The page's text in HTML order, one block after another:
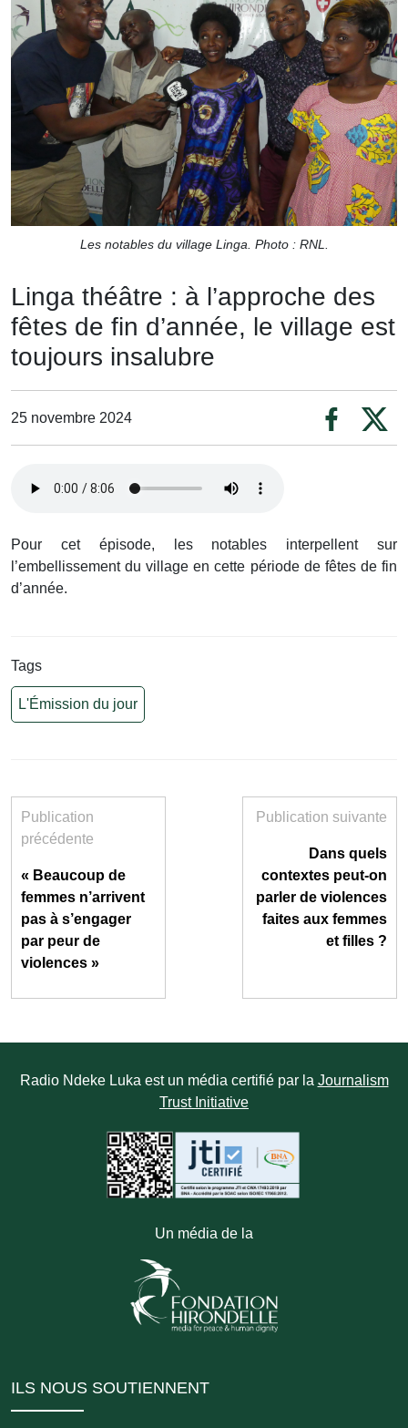
Les notables du village Linga. Photo : RNL.
Linga théâtre : à l’approche des
fêtes de fin d’année, le village est
toujours insalubre
25 novembre 2024
Pour cet épisode, les notables interpellent sur
l’embellissement du village en cette période de fêtes de fin
d’année.
Tags
L'Émission du jour
Publication
précédente
« Beaucoup de
femmes n’arrivent
pas à s’engager
par peur de
violences »
Publication suivante
Dans quels
contextes peut-on
parler de violences
faites aux femmes
et filles ?
Radio Ndeke Luka est un média certifié par la Journalism
Trust Initiative
Un média de la
ILS NOUS SOUTIENNENT